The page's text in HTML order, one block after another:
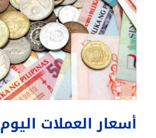
أسعار العملات اليوم